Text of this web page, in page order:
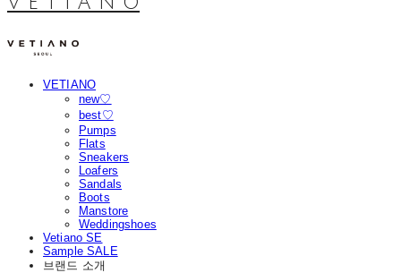
VETIANO
new♡
best♡
Pumps
Flats
Sneakers
Loafers
Sandals
Boots
Manstore
Weddingshoes
Vetiano SE
Sample SALE
브랜드 소개